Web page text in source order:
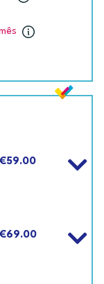
€59.00
€69.00